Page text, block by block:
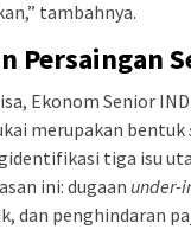
tambahnya.
Persaingan
Ekonom Senior
merupakan bentuk
tiga isu
ini: dugaan under-
dan penghindaran